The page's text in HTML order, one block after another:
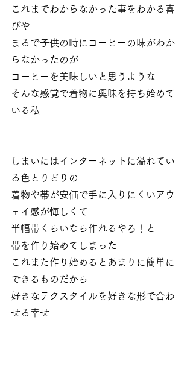
これまでわからなかった事をわかる喜
びや
まるで子供の時にコーヒーの味がわか
らなかったのが
コーヒーを美味しいと思うような
そんな感覚で着物に興味を持ち始めて
いる私
しまいにはインターネットに溢れてい
る色とりどりの
着物や帯が安価で手に入りにくいアウ
ェイ感が悔しくて
半幅帯くらいなら作れるやろ！と
帯を作り始めてしまった
これまた作り始めるとあまりに簡単に
できるものだから
好きなテクスタイルを好きな形で合わ
せる幸せ